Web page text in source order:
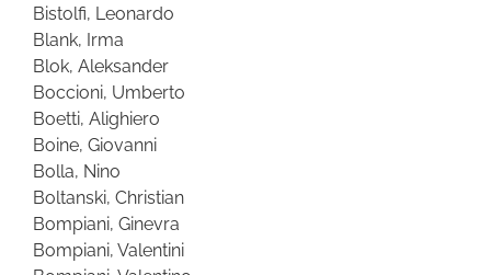
Bistolfi, Leonardo
Blank, Irma
Blok, Aleksander
Boccioni, Umberto
Boetti, Alighiero
Boine, Giovanni
Bolla, Nino
Boltanski, Christian
Bompiani, Ginevra
Bompiani, Valentini